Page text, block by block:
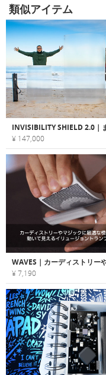
類似アイテム
¥ 147,000
¥ 7,190